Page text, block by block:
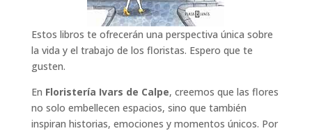
Estos libros te ofrecerán una perspectiva única sobre
la vida y el trabajo de los floristas. Espero que te
gusten.
En Floristería Ivars de Calpe, creemos que las flores
no solo embellecen espacios, sino que también
inspiran historias, emociones y momentos únicos. Por